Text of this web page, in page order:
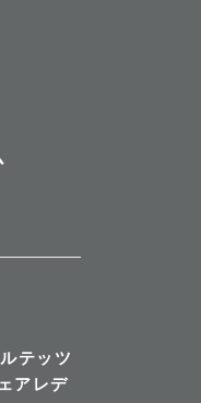
テッツ
アレデ